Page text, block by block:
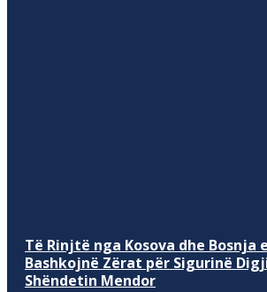
Të Rinjtë nga Kosova dhe Bosnja
Bashkojnë Zërat për Sigurinë
Shëndetin Mendor